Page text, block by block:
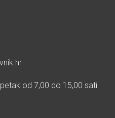
od 7,00 do 15,00 sati